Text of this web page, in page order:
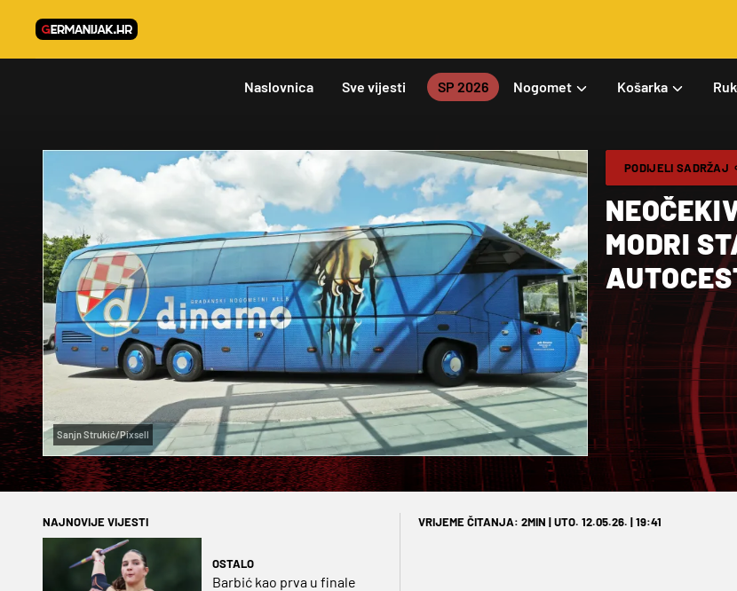
Naslovnica Sve vijesti SP 2026 Nogomet Košarka
Sanjn Strukić/Pixsell
PODIJELI SADRŽAJ
MODRI
NAJNOVIJE VIJESTI
OSTALO
Barbić kao prva u finale
VRIJEME ČITANJA: 2MIN | UTO. 12.05.26. | 19:41